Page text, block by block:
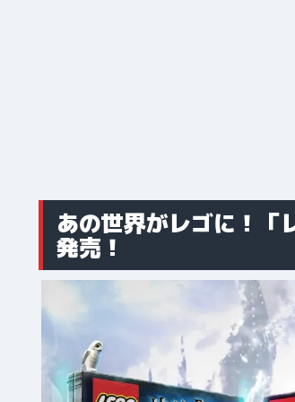
あの世界がレゴに！
発売！